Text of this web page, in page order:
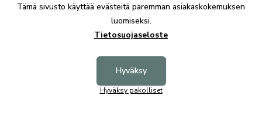
Alva hygieniapetauspatja 90x200, Kiteen HKT
Tämä sivusto käyttää evästeitä paremman asiakaskokemuksen
luomiseksi.
Tietosuojaseloste
Hyväksy
Hyväksy pakolliset